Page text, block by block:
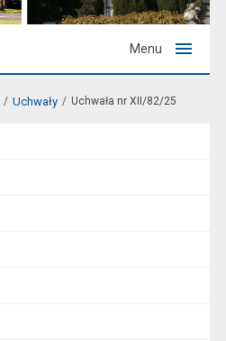
Menu
Uchwały Uchwała nr XII/82/25